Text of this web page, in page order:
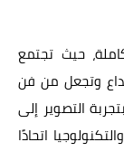
حيث تجتمع
وتجعل من فن
التصوير إلى
اتحادًا